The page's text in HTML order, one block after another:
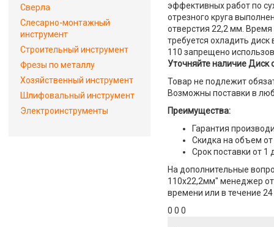
эффективных работ по
отрезного круга
отверстия 22,2 мм.
требуется охладить
110 запрещено
Уточняйте наличие Диск
Товар не подлежит
Возможны поставки в
Преимущества:
Гарантия
Скидка на объем от
Срок поставки от 1
На дополнительные
110х22,2мм" менеджер
времени или в течение
0 0 0
Сверла
Слесарно-монтажный
инструмент
Строительный инструмент
Фрезы по металлу
Хозяйственный инструмент
Шлифовальный инструмент
Электроинструменты